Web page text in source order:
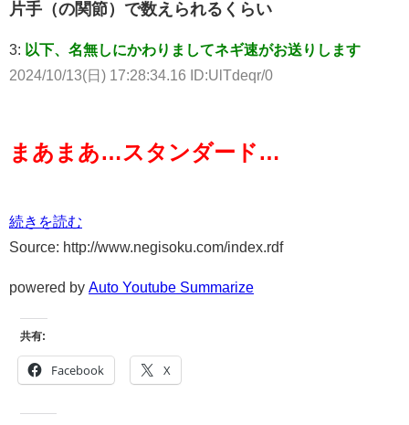
片手（の関節）で数えられるくらい
3: 以下、名無しにかわりましてネギ速がお送りします
2024/10/13(日) 17:28:34.16 ID:UlTdeqr/0
まあまあ…スタンダード…
続きを読む
Source: http://www.negisoku.com/index.rdf
powered by Auto Youtube Summarize
共有:
Facebook X